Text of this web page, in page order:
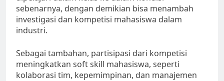
sebenarnya, dengan demikian bisa menambah
investigasi dan kompetisi mahasiswa dalam
industri.
Sebagai tambahan, partisipasi dari kompetisi
meningkatkan soft skill mahasiswa, seperti
kolaborasi tim, kepemimpinan, dan manajemen